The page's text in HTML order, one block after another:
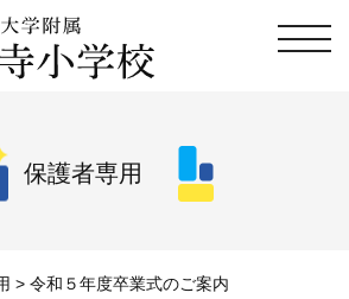
保護者専用
> 令和５年度卒業式のご案内